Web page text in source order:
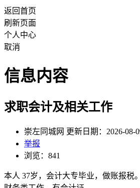
返回首页
刷新页面
个人中心
取消
信息内容
求职会计及相关工作
崇左同城网 更新日期：2026-08-
举报
浏览：841
本人 37岁，会计大专毕业，做账报税